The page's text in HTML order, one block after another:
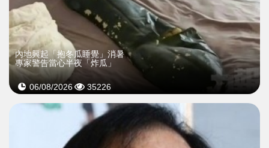
內地興起「抱冬瓜睡覺」消暑
專家警告當心半夜「炸瓜」
06/08/2026 35226